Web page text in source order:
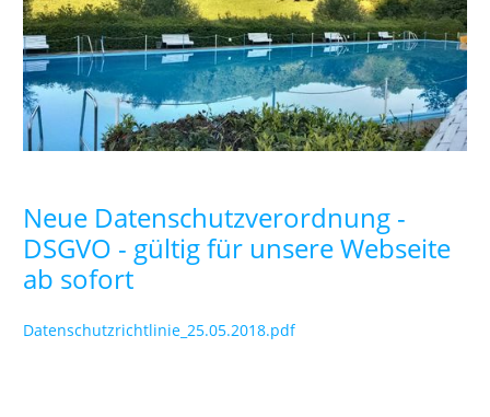
Neue Datenschutzverordnung -
DSGVO - gültig für unsere Webseite
ab sofort
Datenschutzrichtlinie_25.05.2018.pdf